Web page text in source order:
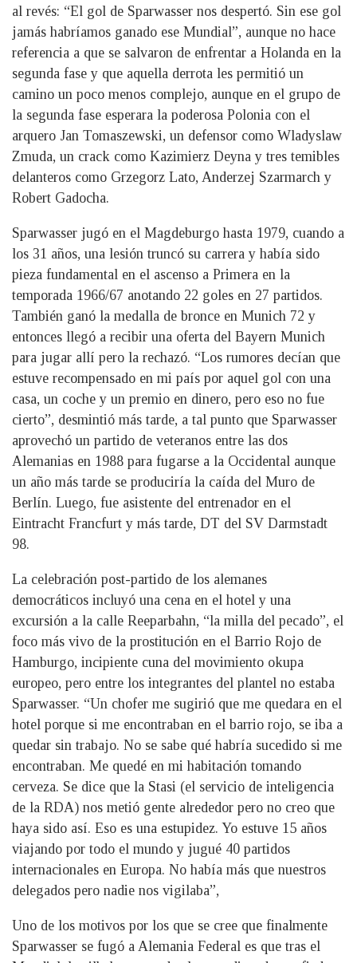
al revés: “El gol de Sparwasser nos despertó. Sin ese gol
jamás habríamos ganado ese Mundial”, aunque no hace
referencia a que se salvaron de enfrentar a Holanda en la
segunda fase y que aquella derrota les permitió un
camino un poco menos complejo, aunque en el grupo de
la segunda fase esperara la poderosa Polonia con el
arquero Jan Tomaszewski, un defensor como Wladyslaw
Zmuda, un crack como Kazimierz Deyna y tres temibles
delanteros como Grzegorz Lato, Anderzej Szarmarch y
Robert Gadocha.
Sparwasser jugó en el Magdeburgo hasta 1979, cuando a
los 31 años, una lesión truncó su carrera y había sido
pieza fundamental en el ascenso a Primera en la
temporada 1966/67 anotando 22 goles en 27 partidos.
También ganó la medalla de bronce en Munich 72 y
entonces llegó a recibir una oferta del Bayern Munich
para jugar allí pero la rechazó. “Los rumores decían que
estuve recompensado en mi país por aquel gol con una
casa, un coche y un premio en dinero, pero eso no fue
cierto”, desmintió más tarde, a tal punto que Sparwasser
aprovechó un partido de veteranos entre las dos
Alemanias en 1988 para fugarse a la Occidental aunque
un año más tarde se produciría la caída del Muro de
Berlín. Luego, fue asistente del entrenador en el
Eintracht Francfurt y más tarde, DT del SV Darmstadt
98.
La celebración post-partido de los alemanes
democráticos incluyó una cena en el hotel y una
excursión a la calle Reeparbahn, “la milla del pecado”, el
foco más vivo de la prostitución en el Barrio Rojo de
Hamburgo, incipiente cuna del movimiento okupa
europeo, pero entre los integrantes del plantel no estaba
Sparwasser. “Un chofer me sugirió que me quedara en el
hotel porque si me encontraban en el barrio rojo, se iba a
quedar sin trabajo. No se sabe qué habría sucedido si me
encontraban. Me quedé en mi habitación tomando
cerveza. Se dice que la Stasi (el servicio de inteligencia
de la RDA) nos metió gente alrededor pero no creo que
haya sido así. Eso es una estupidez. Yo estuve 15 años
viajando por todo el mundo y jugué 40 partidos
internacionales en Europa. No había más que nuestros
delegados pero nadie nos vigilaba”,
Uno de los motivos por los que se cree que finalmente
Sparwasser se fugó a Alemania Federal es que tras el